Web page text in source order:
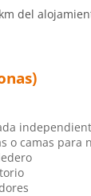
del
o camas para